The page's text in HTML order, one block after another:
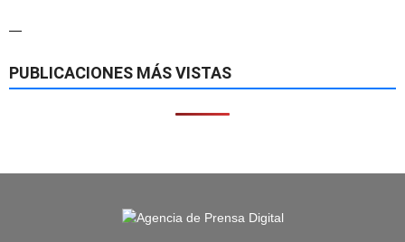
—
PUBLICACIONES MÁS VISTAS